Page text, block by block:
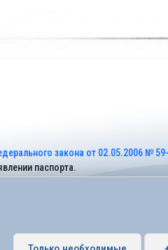
закона от 02.05.2006 №
паспорта.